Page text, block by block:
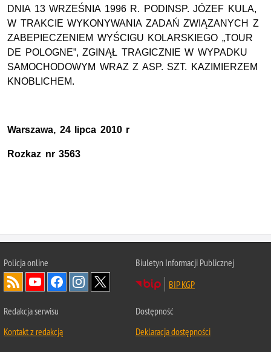
DNIA 13 WRZEŚNIA 1996 R. PODINSP. JÓZEF KULA,
W TRAKCIE WYKONYWANIA ZADAŃ ZWIĄZANYCH Z
ZABEPIECZENIEM WYŚCIGU KOLARSKIEGO „TOUR
DE POLOGNE”, ZGINĄŁ TRAGICZNIE W WYPADKU
SAMOCHODOWYM WRAZ Z ASP. SZT. KAZIMIERZEM
KNOBLICHEM.
Warszawa, 24 lipca 2010 r
Rozkaz nr 3563
Policjaonline
Biuletyn Informacji Publicznej
BIP KGP
Redakcja serwisu
Kontakt z redakcją
Dostępność
Deklaracja dostępności